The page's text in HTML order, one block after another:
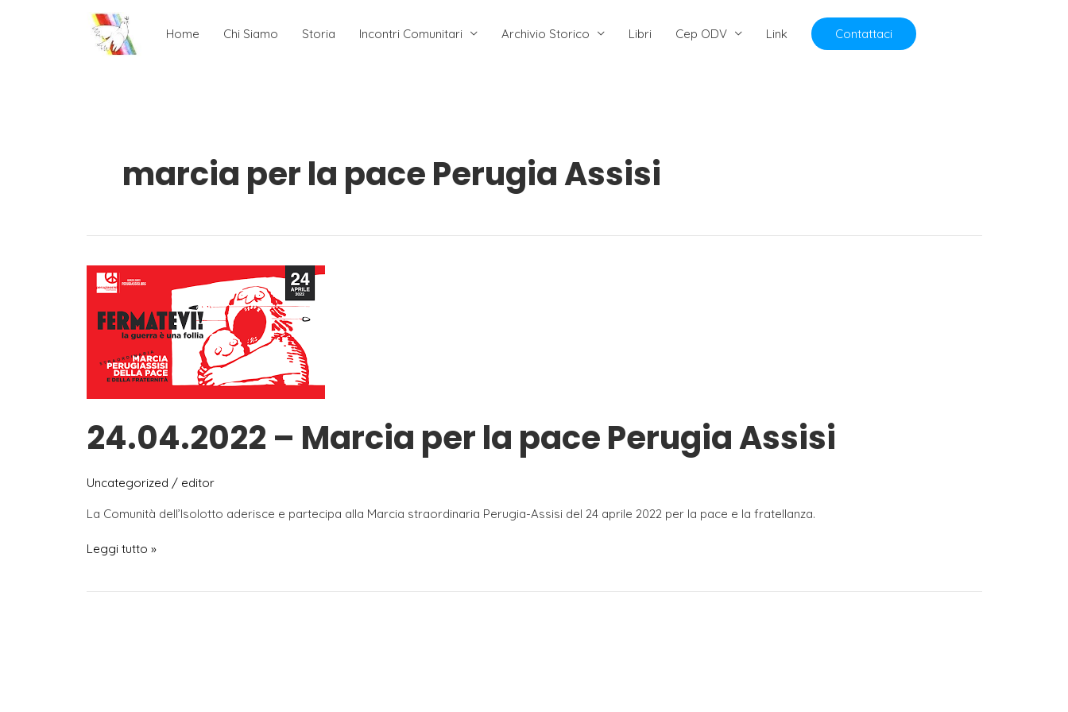
Home Chi Siamo Storia Incontri Comunitari Archivio Storico Libri Cep ODV Link Contattaci
marcia per la pace Perugia Assisi
24.04.2022 – Marcia per la pace Perugia Assisi
Uncategorized / editor
La Comunità dell’Isolotto aderisce e partecipa alla Marcia straordinaria Perugia-Assisi del 24 aprile 2022 per la pace e la fratellanza.
24.04.2022
Leggi tutto »